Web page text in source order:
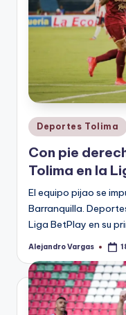
Publicado
en
Deportes Tolima
Con pie
Tolima en la
El equipo pijao se
Barranquilla.
Liga BetPlay en su
Publicado
Alejandro Vargas